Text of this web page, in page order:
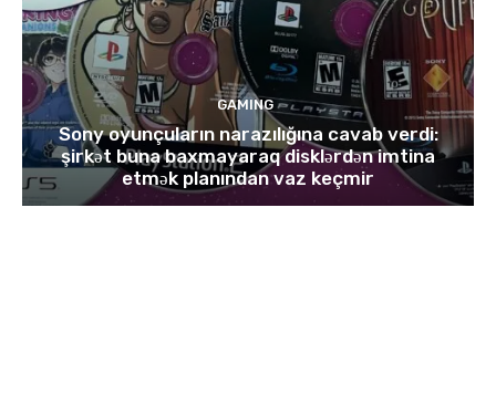
GAMING
Sony oyunçuların narazılığına cavab verdi:
şirkət buna baxmayaraq disklərdən imtina
etmək planından vaz keçmir